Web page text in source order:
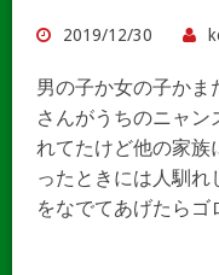
2019/12/30
男の子か女の子かま
さんがうちのニャン
れてたけど他の家族
ったときには人馴
をなでてあげたら